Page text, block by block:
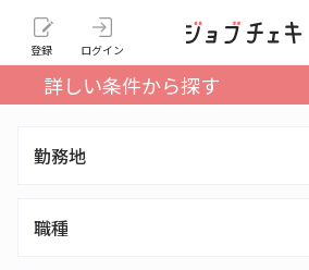
登録 ログイン
詳しい条件から探す
勤務地
職種